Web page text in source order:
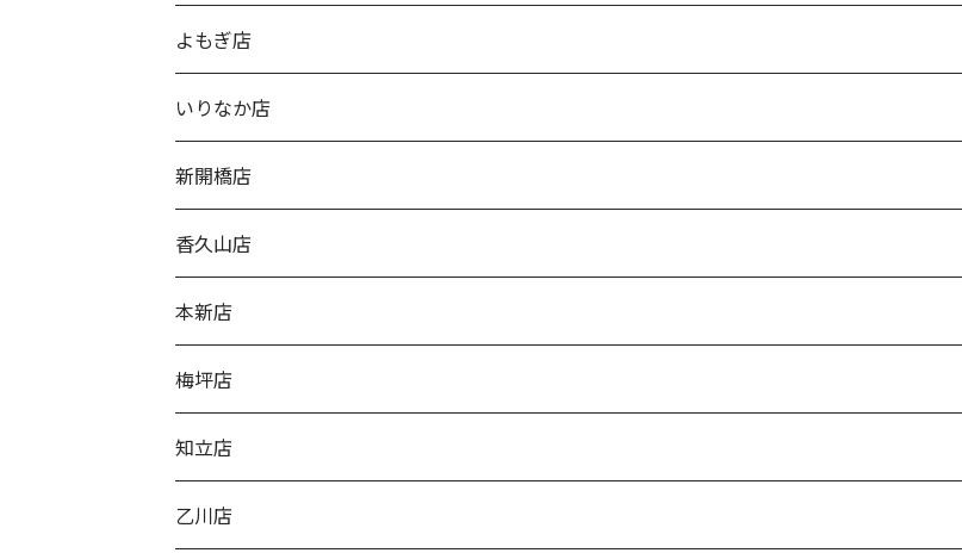
よもぎ店
いりなか店
新開橋店
香久山店
本新店
梅坪店
知立店
乙川店